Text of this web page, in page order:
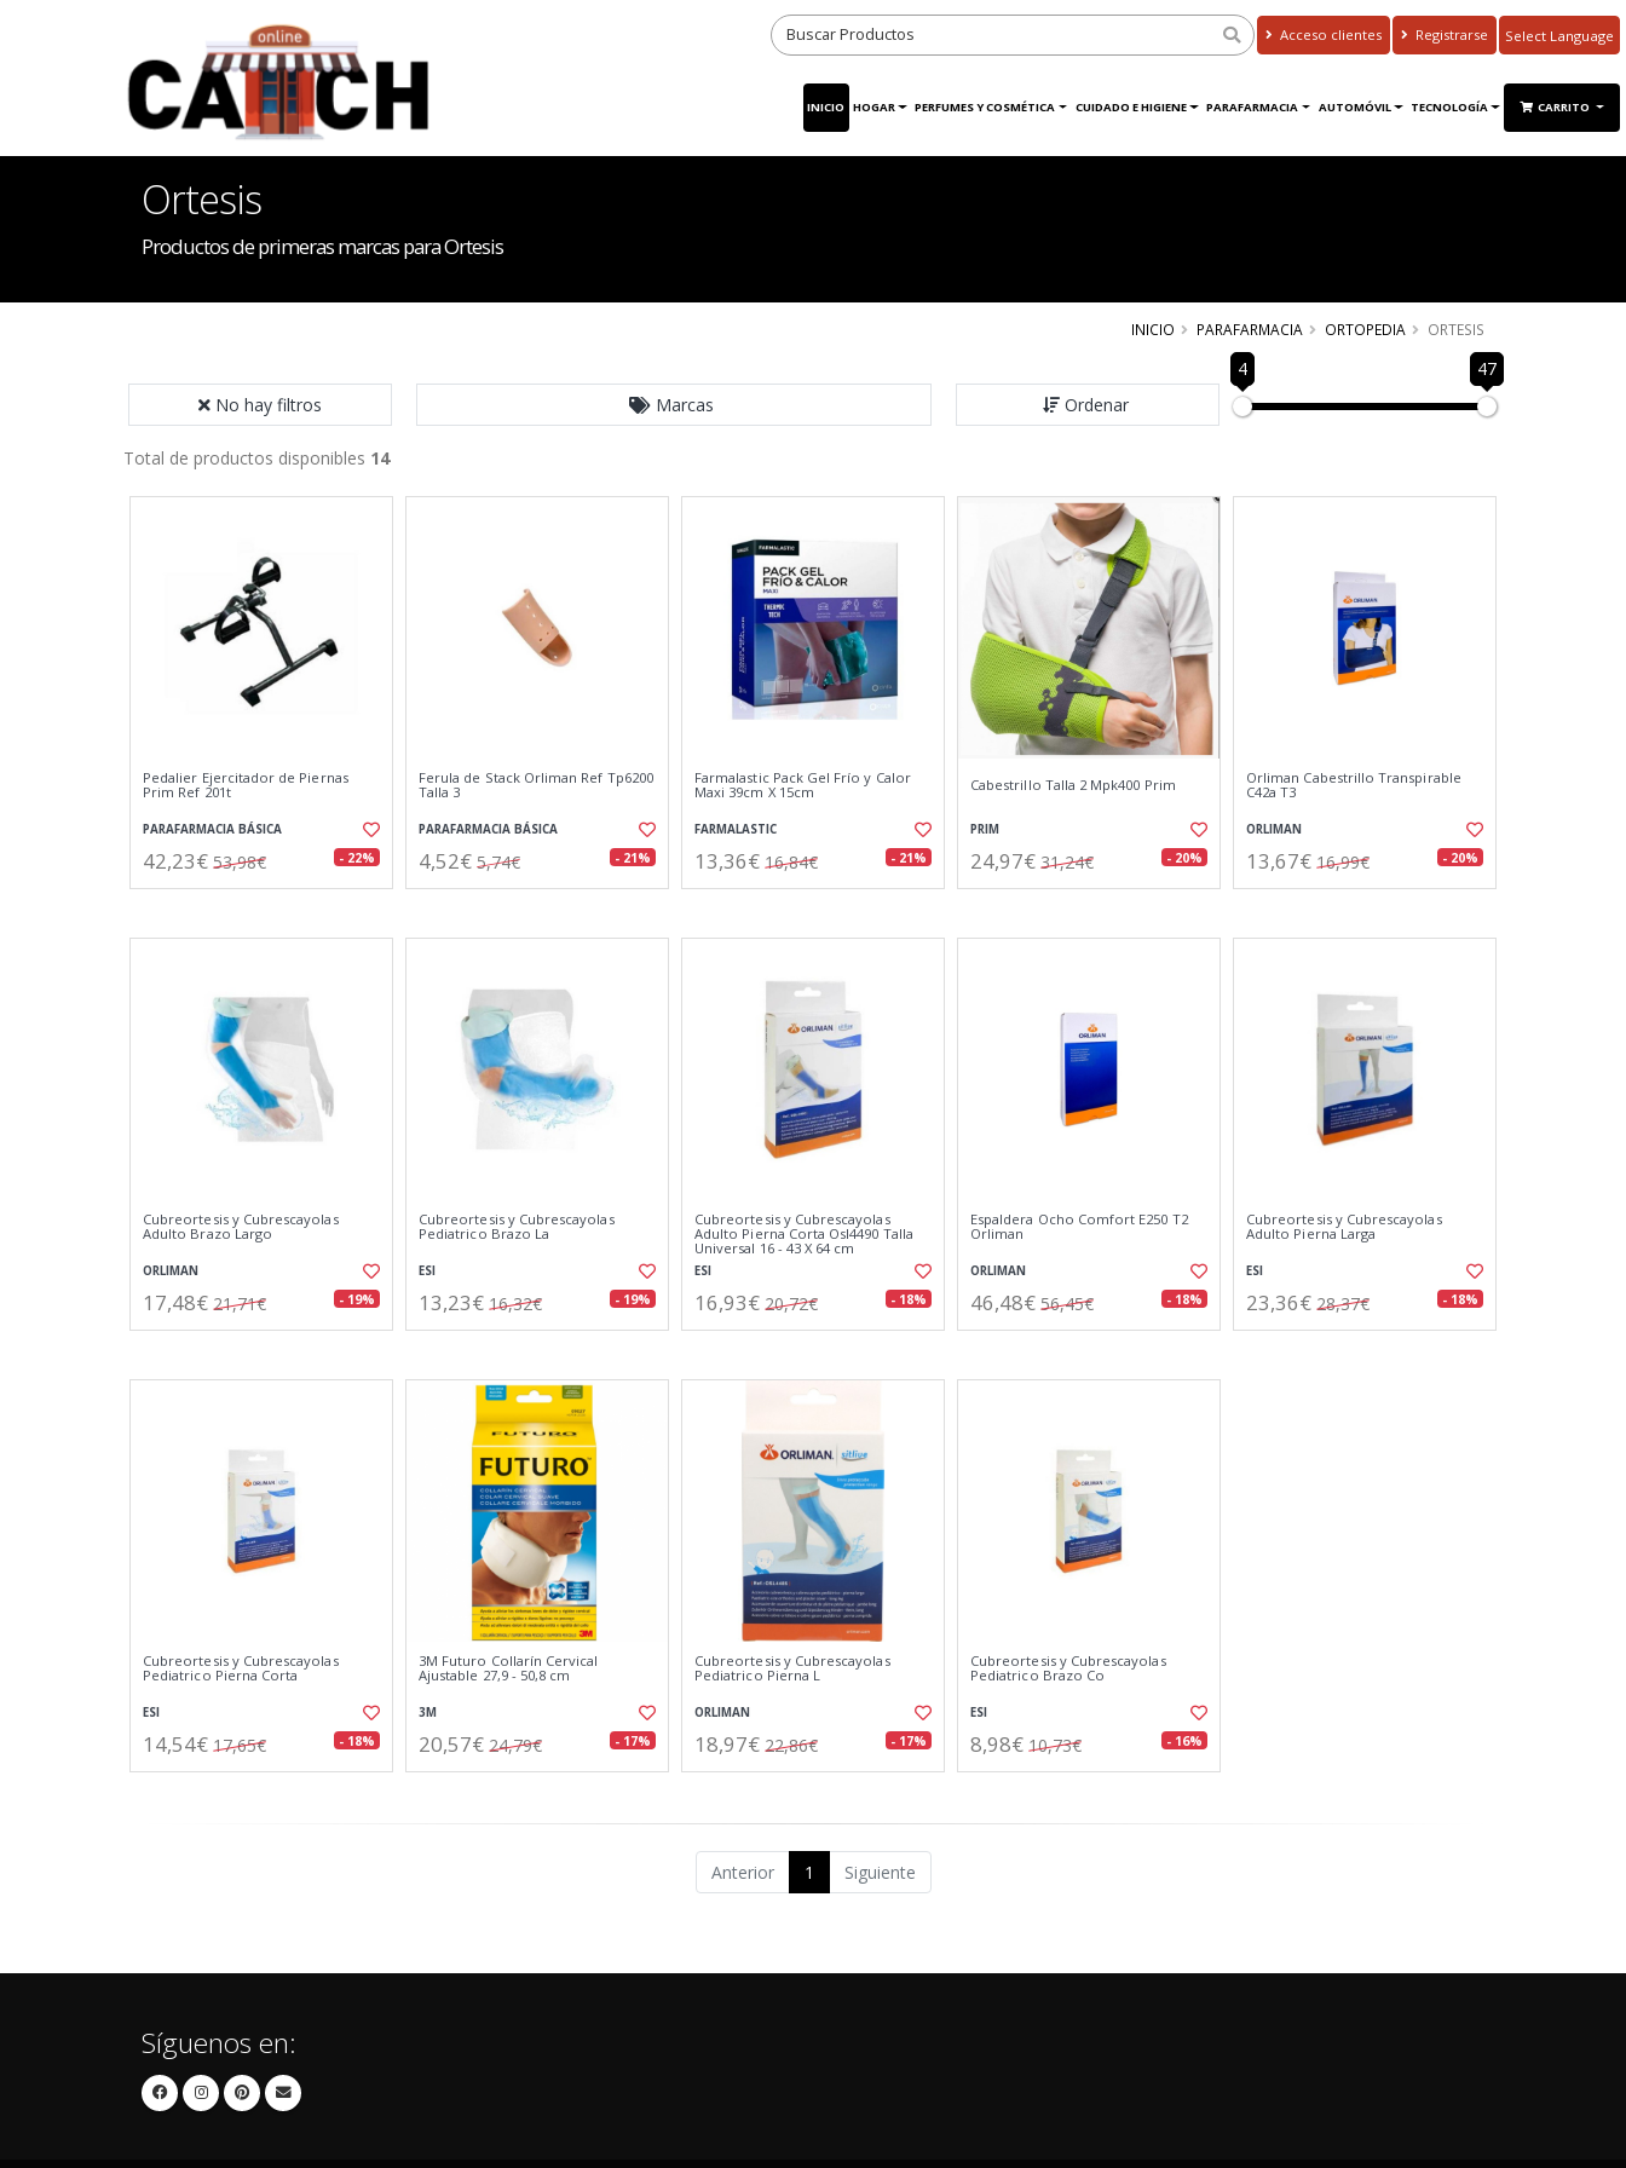
Acceso clientes Registrarse
Translate
INICIO HOGAR PERFUMES Y COSMÉTICA CUIDADO E HIGIENE PARAFARMACIA AUTOMÓVIL TECNOLOGÍA CARRITO
Ortesis
Productos de primeras marcas para Ortesis
INICIO PARAFARMACIA ORTOPEDIA ORTESIS
No hay filtros Marcas Ordenar
4 47
Total de productos disponibles 14
Pedalier Ejercitador de Piernas
Prim Ref 201t
PARAFARMACIA BÁSICA
42,23€ 53,98€ - 22%
Ferula de Stack Orliman Ref Tp6200
Talla 3
PARAFARMACIA BÁSICA
4,52€ 5,74€ - 21%
Farmalastic Pack Gel Frío y Calor
Maxi 39cm X 15cm
FARMALASTIC
13,36€ 16,84€ - 21%
Cabestrillo Talla 2 Mpk400 Prim
PRIM
24,97€ 31,24€ - 20%
Orliman Cabestrillo Transpirable
C42a T3
ORLIMAN
13,67€ 16,99€ - 20%
Cubreortesis y Cubrescayolas
Adulto Brazo Largo
ORLIMAN
17,48€ 21,71€ - 19%
Cubreortesis y Cubrescayolas
Pediatrico Brazo La
ESI
13,23€ 16,32€ - 19%
Cubreortesis y Cubrescayolas
Adulto Pierna Corta Osl4490 Talla
Universal 16 - 43 X 64 cm
ESI
16,93€ 20,72€ - 18%
Espaldera Ocho Comfort E250 T2
Orliman
ORLIMAN
46,48€ 56,45€ - 18%
Cubreortesis y Cubrescayolas
Adulto Pierna Larga
ESI
23,36€ 28,37€ - 18%
Cubreortesis y Cubrescayolas
Pediatrico Pierna Corta
ESI
14,54€ 17,65€ - 18%
3M Futuro Collarín Cervical
Ajustable 27,9 - 50,8 cm
3M
20,57€ 24,79€ - 17%
Cubreortesis y Cubrescayolas
Pediatrico Pierna L
ORLIMAN
18,97€ 22,86€ - 17%
Cubreortesis y Cubrescayolas
Pediatrico Brazo Co
ESI
8,98€ 10,73€ - 16%
Anterior 1 Siguiente
Síguenos en: